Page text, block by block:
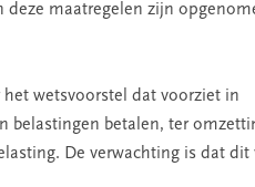
maatregelen zijn
het wetsvoorstel dat voorziet in
belastingen betalen, ter
De verwachting is dat dit